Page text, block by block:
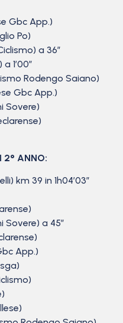
Gbc App.)
Po)
a 36″
1’00”
Rodengo Saiano)
Gbc App.)
Sovere)
2° ANNO:
km 39 in 1h04’03”
Sovere) a 45″
App.)